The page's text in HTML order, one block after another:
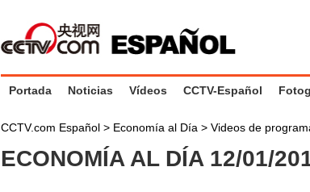
Portada Noticias Vídeos CCTV-Español
CCTV.com Español > Economía al Día > Videos de
ECONOMÍA AL DÍA 12/01/